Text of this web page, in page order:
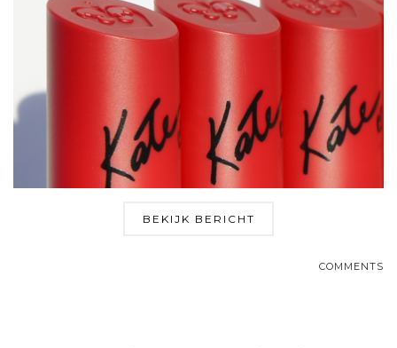
BEKIJK BERICHT
COMMENTS